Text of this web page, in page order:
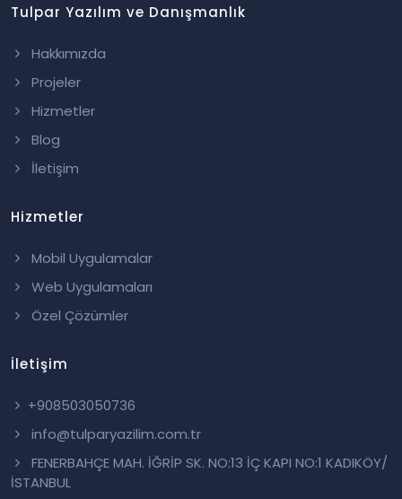
Tulpar Yazılım ve Danışmanlık
Hakkımızda
Projeler
Hizmetler
Blog
İletişim
Hizmetler
Mobil Uygulamalar
Web Uygulamaları
Özel Çözümler
İletişim
+908503050736
info@tulparyazilim.com.tr
FENERBAHÇE MAH. İĞRİP SK. NO:13 İÇ KAPI NO:1 KADIKÖY/
İSTANBUL